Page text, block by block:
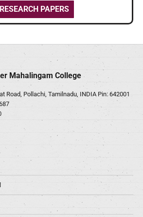
RESEARCH PAPERS
Mahalingam College
Road, Pollachi, Tamilnadu, INDIA Pin: 642001